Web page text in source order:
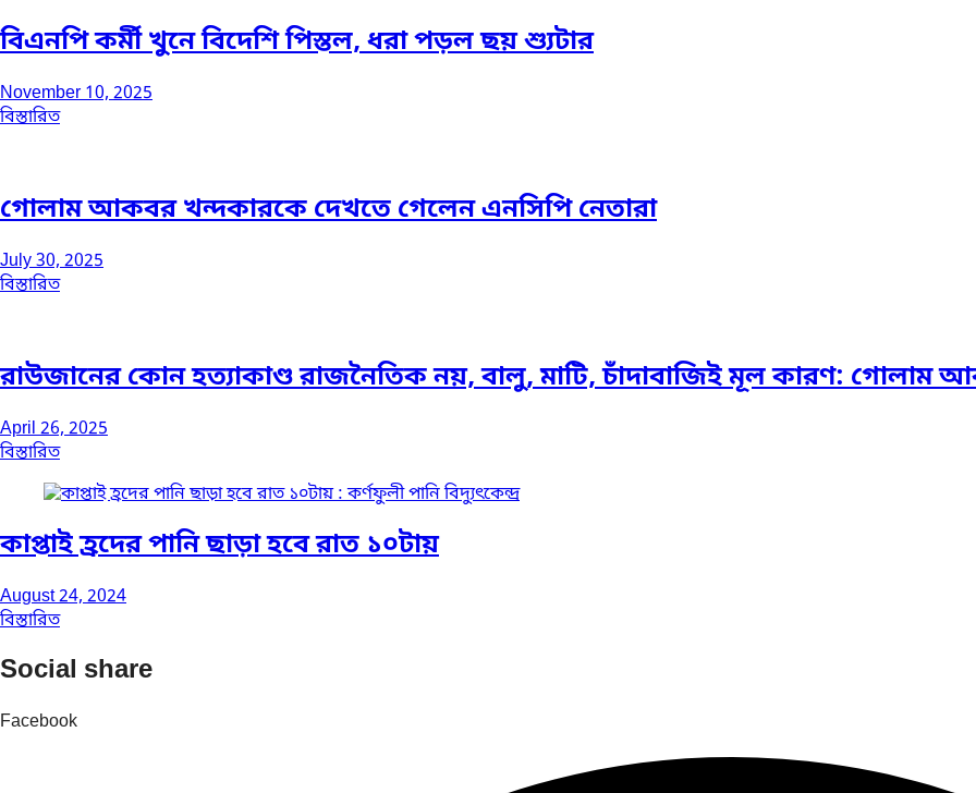
বিএনপি কর্মী খুনে বিদেশি পিস্তল, ধরা পড়ল ছয় শ্যুটার
November 10, 2025
বিস্তারিত
গোলাম আকবর খন্দকারকে দেখতে গেলেন এনসিপি নেতারা
July 30, 2025
বিস্তারিত
রাউজানের কোন হত্যাকাণ্ড রাজনৈতিক নয়, বালু, মাটি, চাঁদাবাজিই মূল কারণ: গোলাম
April 26, 2025
বিস্তারিত
কাপ্তাই হ্রদের পানি ছাড়া হবে রাত ১০টায়
August 24, 2024
বিস্তারিত
Social share
Facebook